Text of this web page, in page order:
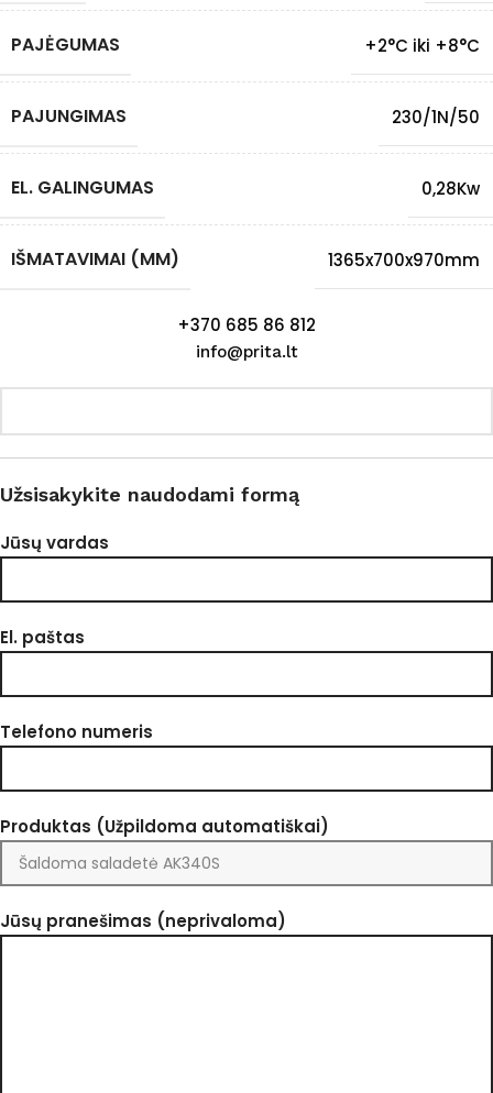
PAJĖGUMAS +2°C iki +8°C
PAJUNGIMAS 230/1N/50
EL. GALINGUMAS 0,28Kw
IŠMATAVIMAI (MM) 1365x700x970mm
+370 685 86 812
info@prita.lt
Užsisakykite naudodami formą
Jūsų vardas
El. paštas
Telefono numeris
Produktas (Užpildoma automatiškai)
Jūsų pranešimas (neprivaloma)